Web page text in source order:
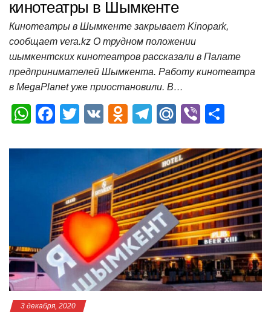
кинотеатры в Шымкенте
Кинотеатры в Шымкенте закрывает Kinopark,
сообщает vera.kz О трудном положении
шымкентских кинотеатров рассказали в Палате
предпринимателей Шымкента. Работу кинотеатра
в MegaPlanet уже приостановили. В…
W
at
F
c
b
o
o
k
T
tt
er
V
O
n
o
kl
a
ss
ni
ki
T
e
gr
a
m
M
.R
u
Vi
er п
р
а
в
и
т
ь
3 декабря, 2020